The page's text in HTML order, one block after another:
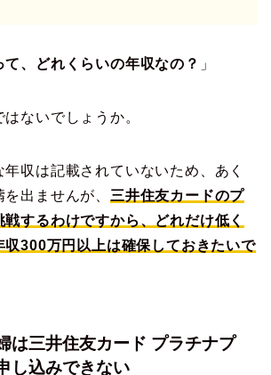
、どれくらいの年収なの？ 」
ないでしょうか。
収は記載されていないため、あく
出ませんが、 三井住友カードのプ
するわけですから、どれだけ低く
収300万円以上は確保しておきたいで
は三井住友カード プラチナプ
し込みできない